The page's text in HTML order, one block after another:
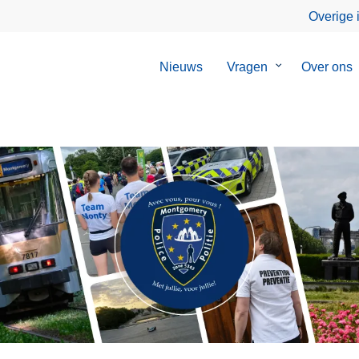
Overige
Nieuws Vragen
SubmenuOver ons